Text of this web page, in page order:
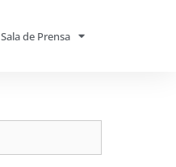
Sala de Prensa